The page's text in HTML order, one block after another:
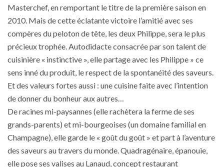
Masterchef, en remportant le titre de la première saison en
2010. Mais de cette éclatante victoire l’amitié avec ses
compères du peloton de tête, les deux Philippe, sera le plus
précieux trophée. Autodidacte consacrée par son talent de
cuisinière « instinctive », elle partage avec les Philippe » ce
sens inné du produit, le respect de la spontanéité des saveurs.
Et des valeurs fortes aussi : une cuisine faite avec l’intention
de donner du bonheur aux autres…
De racines mi-paysannes (elle rachètera la ferme de ses
grands-parents) et mi-bourgeoises (un domaine familial en
Champagne), elle garde le « goût du goût » et part à l’aventure
des saveurs au travers du monde. Quadragénaire, épanouie,
elle pose ses valises au Lanaud, concept restaurant